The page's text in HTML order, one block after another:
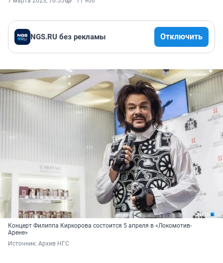
NGS.RU без рекламы Отключить
Концерт Филиппа Киркорова состоится 5 апреля в «Локомотив-
Арене»
Источник: Архив НГС